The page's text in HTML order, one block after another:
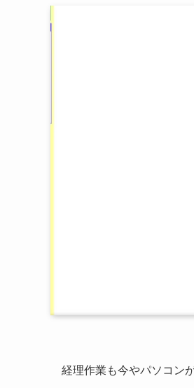
経理作業も今やパソコン